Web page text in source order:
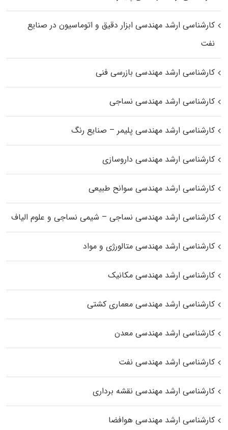
کارشناسی ارشد مهندسی ابزار دقیق و اتوماسیون در صنایع
نفت
کارشناسی ارشد مهندسی بازرسی فنی
کارشناسی ارشد مهندسی نساجی
کارشناسی ارشد مهندسی پلیمر – صنایع رنگ
کارشناسی ارشد مهندسی داروسازی
کارشناسی ارشد مهندسی سوانح طبیعی
کارشناسی ارشد مهندسی نساجی – شیمی نساجی و علوم الیاف
کارشناسی ارشد مهندسی متالورژی و مواد
کارشناسی ارشد مهندسی مکانیک
کارشناسی ارشد مهندسی معماری کشتی
کارشناسی ارشد مهندسی معدن
کارشناسی ارشد مهندسی نفت
کارشناسی ارشد مهندسی نقشه برداری
کارشناسی ارشد مهندسی هوافضا